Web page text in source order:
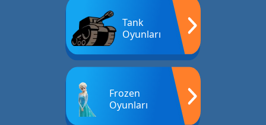
Tank
Oyunları
Frozen
Oyunları